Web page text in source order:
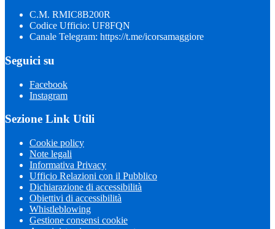
C.M. RMIC8B200R
Codice Ufficio: UF8FQN
Canale Telegram: https://t.me/icorsamaggiore
Seguici su
Facebook
Instagram
Sezione Link Utili
Cookie policy
Note legali
Informativa Privacy
Ufficio Relazioni con il Pubblico
Dichiarazione di accessibilità
Obiettivi di accessibilità
Whistleblowing
Gestione consensi cookie